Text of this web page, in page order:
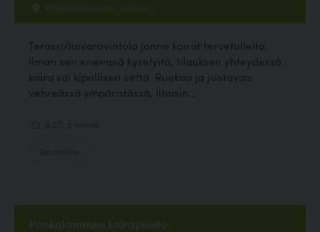
Pitkänsillanranta, Helsinki
Terassi/laivaravintola jonne koirat tervetulleita.
Ilman sen enempiä kyselyitä, tilauksen yhteydessä
koira sai kipollisen vettä. Ruokaa ja juotavaa
vehreässä ympäristössä, Iltaisin...
Pankalammen koirapuisto